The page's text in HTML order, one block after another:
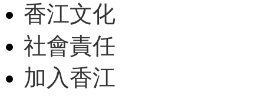
香江文化
社會責任
加入香江